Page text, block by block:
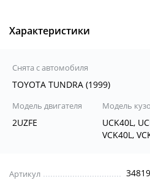
Характеристики
Снята с автомобиля
TOYOTA TUNDRA (1999)
Модель двигателя
2UZFE
Модель
UCK40L,
VCK40L,
Артикул